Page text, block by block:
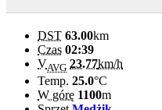
DST 63.00km
Czas 02:39
VAVG 23.77km/h
Temp. 25.0°C
W górę 1100m